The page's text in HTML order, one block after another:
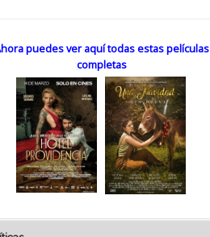
puedes ver aquí todas estas películas
completas